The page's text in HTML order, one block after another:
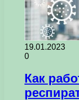
19.01.2023
0
Как